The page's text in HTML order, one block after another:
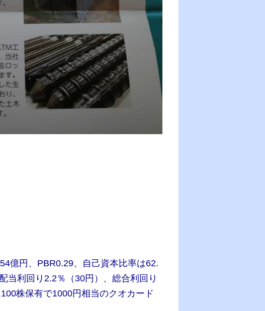
億円、PBR0.29、自己資本比率は62.
当利回り2.2％（30円）、総合利回り
株保有で1000円相当のクオカード